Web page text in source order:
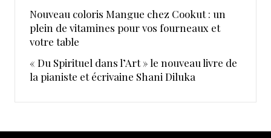
Nouveau coloris Mangue chez Cookut : un
plein de vitamines pour vos fourneaux et
votre table
« Du Spirituel dans l’Art » le nouveau livre de
la pianiste et écrivaine Shani Diluka